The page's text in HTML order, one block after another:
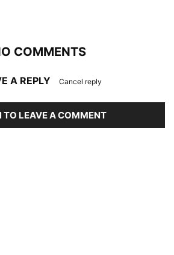
COMMENTS
A REPLY Cancel reply
TO LEAVE A COMMENT